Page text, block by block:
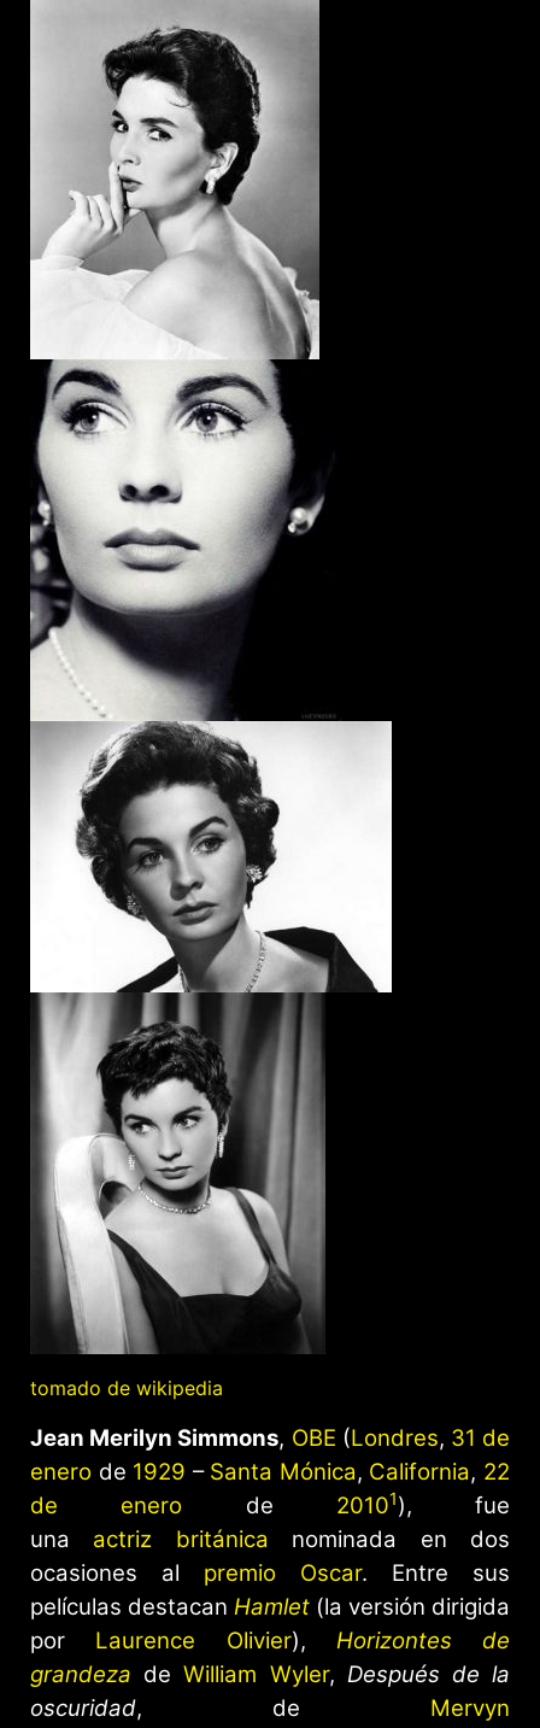
tomado de wikipedia
Jean Merilyn Simmons, OBE (Londres, 31 de
enero de 1929 – Santa Mónica, California, 22
de enero de 20101​), fue
una actriz británica nominada en dos
ocasiones al premio Oscar. Entre sus
películas destacan Hamlet (la versión dirigida
por Laurence Olivier), Horizontes de
grandeza deWilliam Wyler, Después de la
oscuridad, de Mervyn